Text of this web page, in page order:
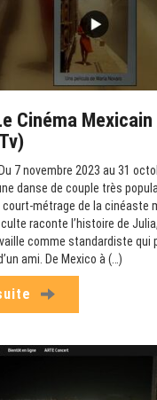
Cinéma
Du 7 novembre 2023 au 31
danse de couple très
métrage de la cinéaste
culte raconte l’histoire de
comme standardiste qui
ami. De Mexico à (…)